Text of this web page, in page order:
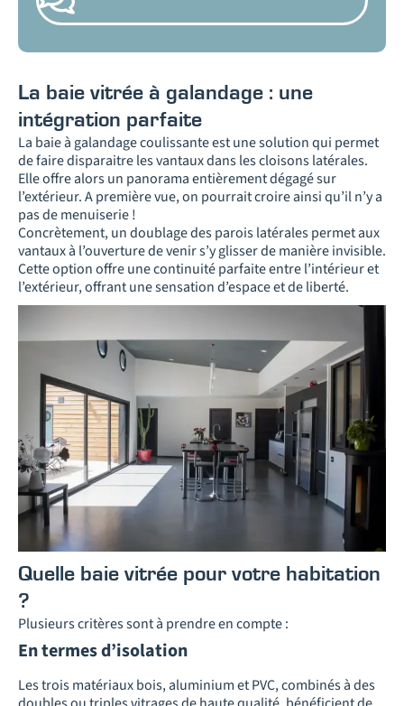
La baie vitrée à galandage : une
intégration parfaite
La baie à galandage coulissante est une solution qui permet
de faire disparaitre les vantaux dans les cloisons latérales.
Elle offre alors un panorama entièrement dégagé sur
l’extérieur. A première vue, on pourrait croire ainsi qu’il n’y a
pas de menuiserie !
Concrètement, un doublage des parois latérales permet aux
vantaux à l’ouverture de venir s’y glisser de manière invisible.
Cette option offre une continuité parfaite entre l’intérieur et
l’extérieur, offrant une sensation d’espace et de liberté.
Quelle baie vitrée pour votre habitation
?
Plusieurs critères sont à prendre en compte :
En termes d’isolation
Les trois matériaux bois, aluminium et PVC, combinés à des